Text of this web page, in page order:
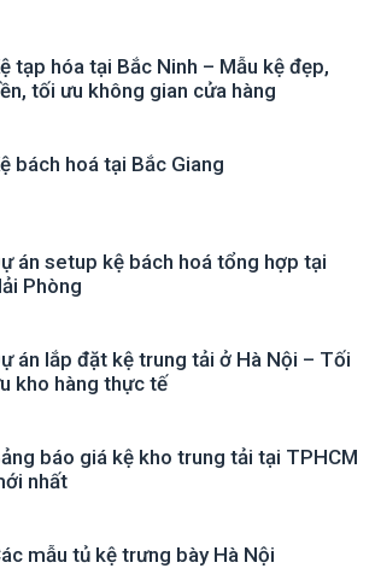
tạp hóa tại Bắc Ninh – Mẫu kệ đẹp,
tối ưu không gian cửa hàng
bách hoá tại Bắc Giang
án setup kệ bách hoá tổng hợp tại
Phòng
án lắp đặt kệ trung tải ở Hà Nội – Tối
kho hàng thực tế
báo giá kệ kho trung tải tại TPHCM
nhất
mẫu tủ kệ trưng bày Hà Nội